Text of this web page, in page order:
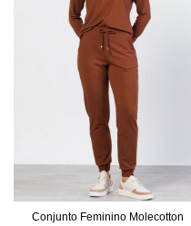
Conjunto Feminino Molecotton